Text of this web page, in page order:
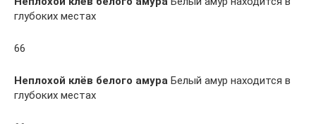
глубоких местах
66
Неплохой клёв белого амура Белый амур находится в
глубоких местах